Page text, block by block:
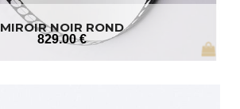
MIROIR NOIR ROND
829.00 €